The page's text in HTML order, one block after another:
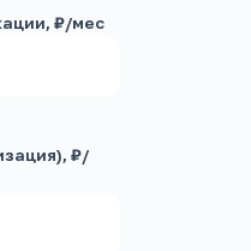
₽/мес
₽/